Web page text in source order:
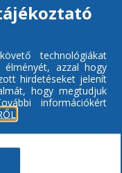
technológiákat
azzal hogy
hirdetéseket jelenít
hogy megtudjuk
információkért